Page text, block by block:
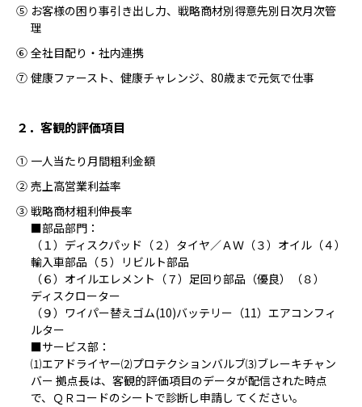
⑤ お客様の困り事引き出し力、戦略商材別得意先別日次月次管
理
⑥ 全社目配り・社内連携
⑦ 健康ファースト、健康チャレンジ、80歳まで元気で仕事
２．客観的評価項目
① 一人当たり月間粗利金額
② 売上高営業利益率
③ 戦略商材粗利伸長率
■部品部門：
（１）ディスクパッド（２）タイヤ／ＡＷ（３）オイル（４）
輸入車部品（５）リビルト部品
（６）オイルエレメント（７）足回り部品（優良）（８）
ディスクローター
（９）ワイパー替えゴム(10)バッテリー（11）エアコンフィ
ルター
■サービス部：
⑴エアドライヤー⑵プロテクションバルブ⑶ブレーキチャン
バー 拠点長は、客観的評価項目のデータが配信された時点
で、ＱＲコードのシートで診断し申請し てください。